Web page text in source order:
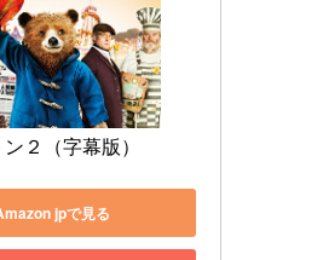
２（字幕版）
jpで見る